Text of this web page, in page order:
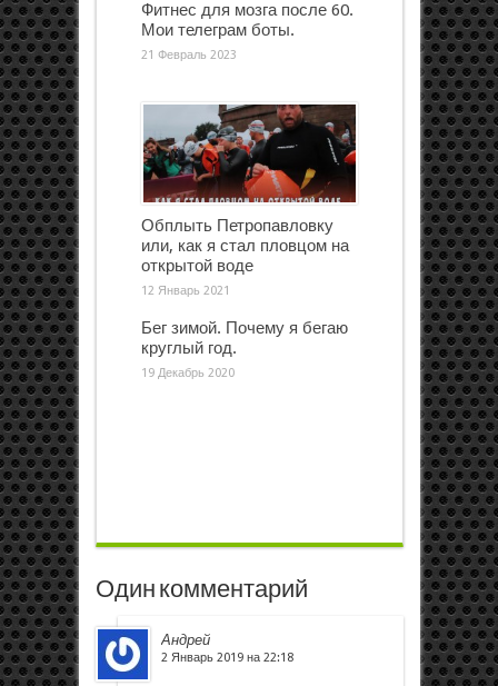
Фитнес для мозга после 60.
Мои телеграм боты.
21 Февраль 2023
Обплыть Петропавловку
или, как я стал пловцом на
открытой воде
12 Январь 2021
Бег зимой. Почему я бегаю
круглый год.
19 Декабрь 2020
Один комментарий
Андрей
2 Январь 2019 на 22:18